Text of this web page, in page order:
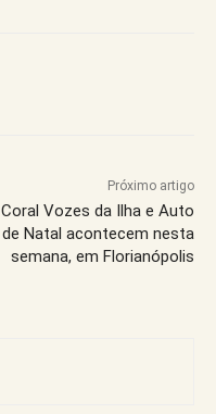
Próximo artigo
Coral Vozes da Ilha e Auto
de Natal acontecem nesta
semana, em Florianópolis